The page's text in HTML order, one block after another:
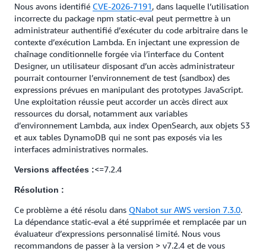
Nous avons identifié CVE-2026-7191, dans laquelle l’utilisation
incorrecte du package npm static-eval peut permettre à un
administrateur authentifié d’exécuter du code arbitraire dans le
contexte d’exécution Lambda. En injectant une expression de
chaînage conditionnelle forgée via l’interface du Content
Designer, un utilisateur disposant d’un accès administrateur
pourrait contourner l’environnement de test (sandbox) des
expressions prévues en manipulant des prototypes JavaScript.
Une exploitation réussie peut accorder un accès direct aux
ressources du dorsal, notamment aux variables
d’environnement Lambda, aux index OpenSearch, aux objets S3
et aux tables DynamoDB qui ne sont pas exposés via les
interfaces administratives normales.
Versions affectées :<=7.2.4
Résolution :
Ce problème a été résolu dans QNabot sur AWS version 7.3.0.
La dépendance static-eval a été supprimée et remplacée par un
évaluateur d’expressions personnalisé limité. Nous vous
recommandons de passer à la version > v7.2.4 et de vous